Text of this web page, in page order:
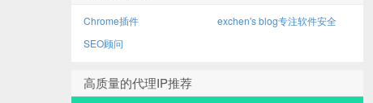
Chrome插件
exchen's blog专注软件安全
SEO顾问
高质量的代理IP推荐